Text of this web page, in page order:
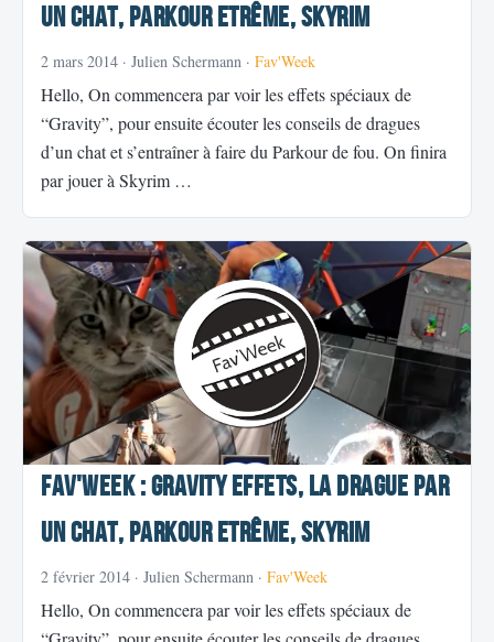
un chat, Parkour etrême, Skyrim
2 mars 2014 · Julien Schermann · Fav'Week
Hello, On commencera par voir les effets spéciaux de
“Gravity”, pour ensuite écouter les conseils de dragues
d’un chat et s’entraîner à faire du Parkour de fou. On finira
par jouer à Skyrim …
Fav'Week : Gravity effets, la drague par
un chat, Parkour etrême, Skyrim
2 février 2014 · Julien Schermann · Fav'Week
Hello, On commencera par voir les effets spéciaux de